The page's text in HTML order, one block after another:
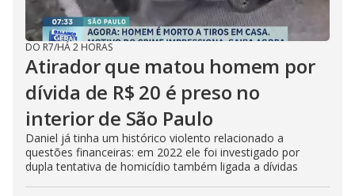
DO R7/HÁ 2 HORAS
Atirador que matou homem por
dívida de R$ 20 é preso no
interior de São Paulo
Daniel já tinha um histórico violento relacionado a
questões financeiras: em 2022 ele foi investigado por
dupla tentativa de homicídio também ligada a dívidas